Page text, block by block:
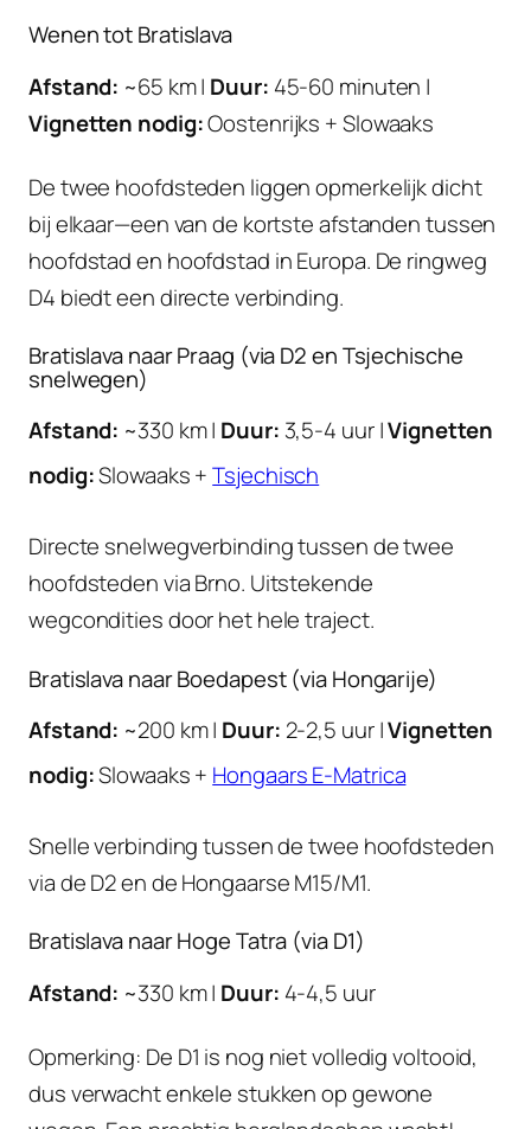
Wenen tot Bratislava
Afstand: ~65 km | Duur: 45-60 minuten |
Vignetten nodig:Oostenrijks + Slowaaks
De twee hoofdsteden liggen opmerkelijk dicht
bij elkaar—een van de kortste afstanden tussen
hoofdstad en hoofdstad in Europa. De ringweg
D4 biedt een directe verbinding.
Bratislava naar Praag (via D2 en Tsjechische
snelwegen)
Afstand: ~330 km | Duur: 3,5-4 uur |Vignetten
nodig:Slowaaks +Tsjechisch
Directe snelwegverbinding tussen de twee
hoofdsteden via Brno. Uitstekende
wegcondities door het hele traject.
Bratislava naar Boedapest (via Hongarije)
Afstand: ~200 km | Duur: 2-2,5 uur |Vignetten
nodig:Slowaaks + Hongaars E-Matrica
Snelle verbinding tussen de twee hoofdsteden
via de D2 en de Hongaarse M15/M1.
Bratislava naar Hoge Tatra (via D1)
Afstand: ~330 km | Duur: 4-4,5 uur
Opmerking: De D1 is nog niet volledig voltooid,
dus verwacht enkele stukken op gewone